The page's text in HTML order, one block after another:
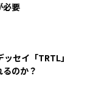
必要
セイ「TRTL」
のか？